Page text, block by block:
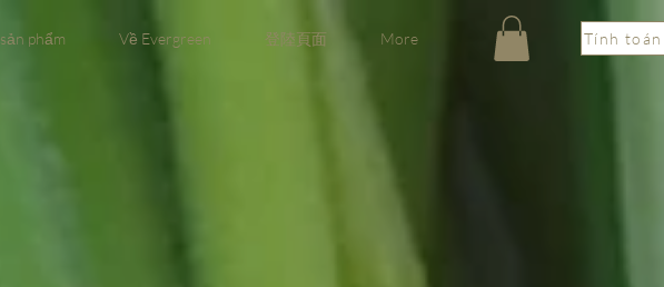
sản phẩm Về Evergreen 登陸頁面 More Tính